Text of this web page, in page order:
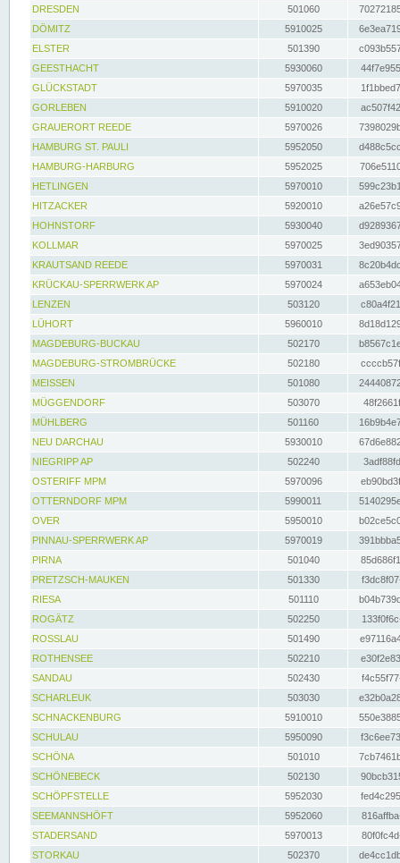
DRESDEN
501060
DÖMITZ
5910025
ELSTER
501390
GEESTHACHT
5930060
GLÜCKSTADT
5970035
GORLEBEN
5910020
GRAUERORT REEDE
5970026
HAMBURG ST. PAULI
5952050
HAMBURG-HARBURG
5952025
HETLINGEN
5970010
HITZACKER
5920010
HOHNSTORF
5930040
KOLLMAR
5970025
KRAUTSAND REEDE
5970031
KRÜCKAU-SPERRWERK AP
5970024
LENZEN
503120
LÜHORT
5960010
MAGDEBURG-BUCKAU
502170
MAGDEBURG-STROMBRÜCKE
502180
MEISSEN
501080
MÜGGENDORF
503070
MÜHLBERG
501160
NEU DARCHAU
5930010
NIEGRIPP AP
502240
OSTERIFF MPM
5970096
OTTERNDORF MPM
5990011
OVER
5950010
PINNAU-SPERRWERK AP
5970019
PIRNA
501040
PRETZSCH-MAUKEN
501330
RIESA
501110
ROGÄTZ
502250
ROSSLAU
501490
ROTHENSEE
502210
SANDAU
502430
SCHARLEUK
503030
SCHNACKENBURG
5910010
SCHULAU
5950090
SCHÖNA
501010
SCHÖNEBECK
502130
SCHÖPFSTELLE
5952030
SEEMANNSHÖFT
5952060
STADERSAND
5970013
STORKAU
502370